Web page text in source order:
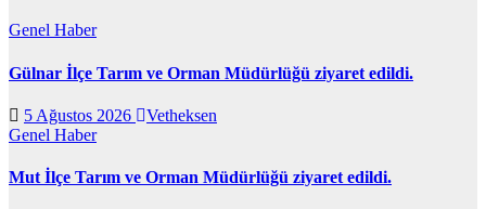
Genel Haber
Gülnar İlçe Tarım ve Orman Müdürlüğü ziyaret edildi.
5 Ağustos 2026
Vetheksen
Genel Haber
Mut İlçe Tarım ve Orman Müdürlüğü ziyaret edildi.